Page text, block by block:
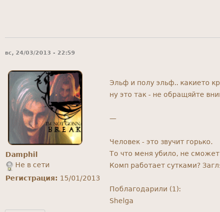
вс, 24/03/2013 - 22:59
Damphil
Не в сети
Регистрация: 15/01/2013
Эльф и полу эльф.. какието
ну это так - не обращяйте
—
Человек - это звучит горько.
То что меня убило, не
Комп работает сутками?
Поблагодарили (1):
Shelga